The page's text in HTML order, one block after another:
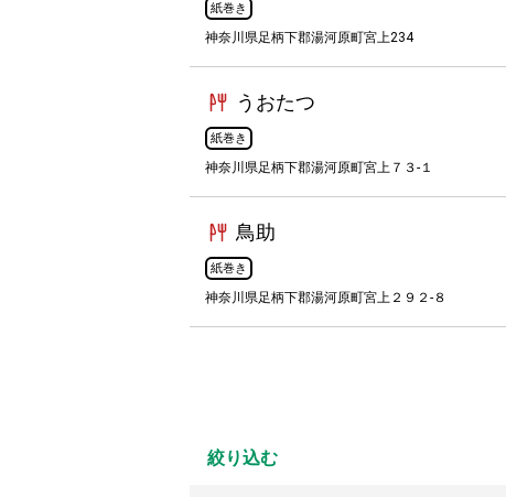
紙巻き
神奈川県足柄下郡湯河原町宮上234
うおたつ
紙巻き
神奈川県足柄下郡湯河原町宮上７３-１
鳥助
紙巻き
神奈川県足柄下郡湯河原町宮上２９２-８
絞り込む